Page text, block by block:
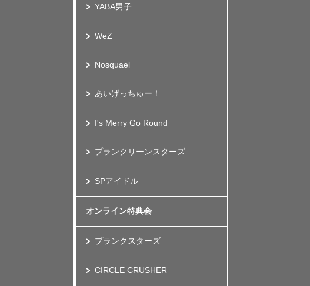
YABA男子
WeZ
Nosquael
あいげっちゅー！
I's Merry Go Round
プランクリーンスターズ
SPアイドル
オンライン特典会
プランクスターズ
CIRCLE CRUSHER